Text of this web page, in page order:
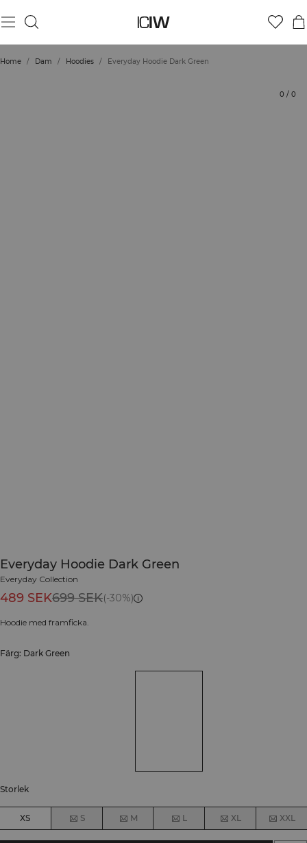
Home / Dam / Hoodies / Everyday Hoodie Dark Green
0 / 0
Everyday Hoodie Dark Green
Everyday Collection
489 SEK699 SEK(-30%)
Hoodie med framficka.
Färg: Dark Green
Storlek
XS S M L XL XXL